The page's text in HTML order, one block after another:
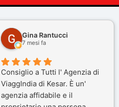
Gina Rantucci
7 mesi fa
Consiglio a Tutti l' Agenzia di
ViaggIndia di Kesar. È un'
agenzia affidabile e il